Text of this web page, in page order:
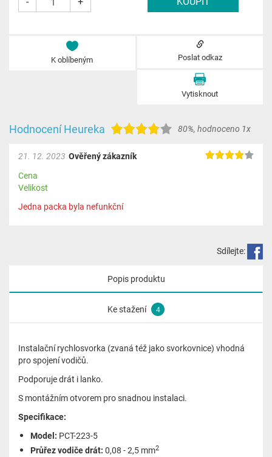
K oblíbeným Poslat odkaz
Vytisknout
Hodnocení Heureka 80%, hodnoceno 1x
Ověřený zákazník
21. 12. 2023
Cena
Velikost
Jedna packa byla nefunkční
Sdílejte:
Popis produktu
Ke stažení 4
Instalační rychlosvorka (zvaná též jako svorkovnice) vhodná
pro spojení vodičů.
Podporuje drát i lanko.
S montážním otvorem pro snadnou instalaci.
Specifikace:
Model: PCT-223-5
Průřez vodiče drát: 0,08 - 2,5 mm2